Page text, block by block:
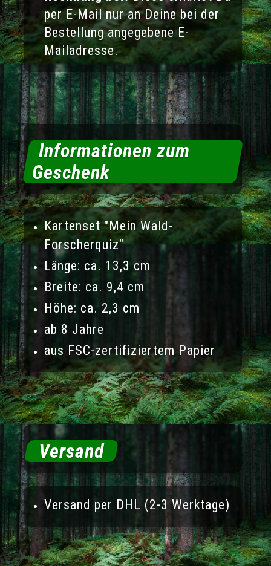
per E-Mail nur an Deine bei der
Bestellung angegebene E-
Mailadresse.
Informationen zum
Geschenk
Kartenset"Mein Wald-
Forscherquiz"
Länge: ca. 13,3 cm
Breite: ca. 9,4 cm
Höhe: ca. 2,3 cm
ab 8 Jahre
aus FSC-zertifiziertem Papier
Versand
Versand per DHL (2-3 Werktage)